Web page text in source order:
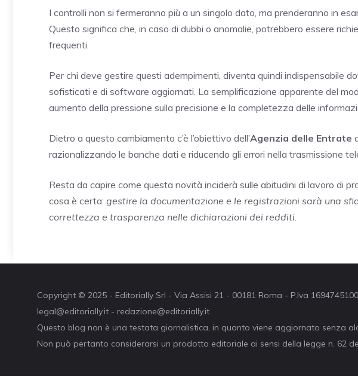
I controlli non si fermeranno più a un singolo dato, ma prenderanno in
Questo significa che, in caso di dubbi o anomalie, potrebbero essere
frequenti.
Per chi deve gestire questi adempimenti, diventa quindi indispensabile
sofisticati e di software aggiornati. La semplificazione apparente del
aumento della pressione sulla precisione e la completezza delle
Dietro a questo cambiamento c’è l’obiettivo dell’Agenzia delle Entrate
razionalizzando le banche dati e riducendo gli errori nella trasmissione
Resta da capire come questa novità inciderà sulle abitudini di lavoro di
cosa è certa: gestire la documentazione e le registrazioni sarà una
correttezza e trasparenza nelle dichiarazioni dei redditi
Copyright © 2025 - Editorially Srl - Via Assisi 21 - 00181 Roma - P.Iva
legal@editorially.it - redazione@editorially.it
Questo blog non è una testata giornalistica, in quanto viene aggiornato senza
Non può pertanto considerarsi un prodotto editoriale ai sensi della legge n. 62